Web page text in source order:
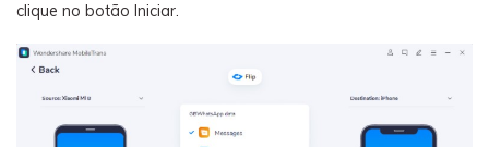
clique no botão Iniciar.